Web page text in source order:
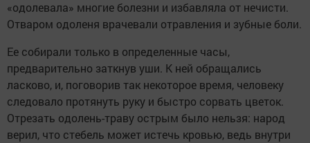
«одолевала» многие болезни и избавляла от нечисти.
Отваром одоленя врачевали отравления и зубные боли.
Ее собирали только в определенные часы,
предварительно заткнув уши. К ней обращались
ласково, и, поговорив так некоторое время, человеку
следовало протянуть руку и быстро сорвать цветок.
Отрезать одолень-траву острым было нельзя: народ
верил, что стебель может истечь кровью, ведь внутри